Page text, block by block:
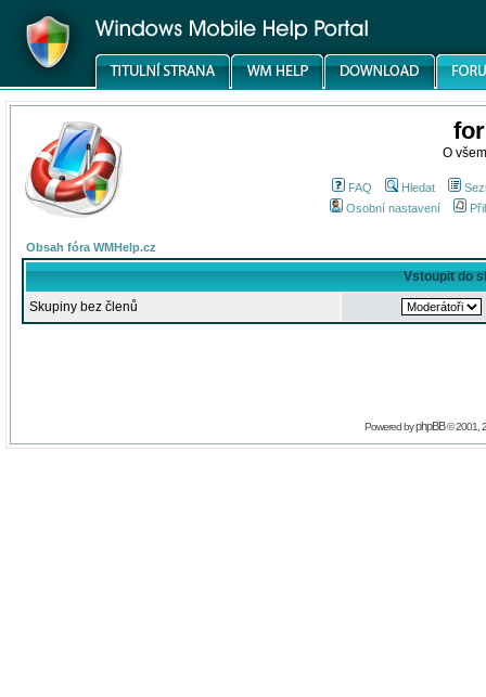
O
FAQ Hledat
Osobní nastavení
Obsah fóra WMHelp.cz
Vstoupit do
Skupiny bez členů
Powered byphpBB© 2001,